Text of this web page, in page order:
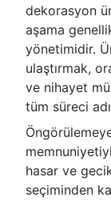
dekorasyon
aşama
yönetimidir.
ulaştırmak,
ve nihayet
tüm süreci
hasar ve
seçiminden